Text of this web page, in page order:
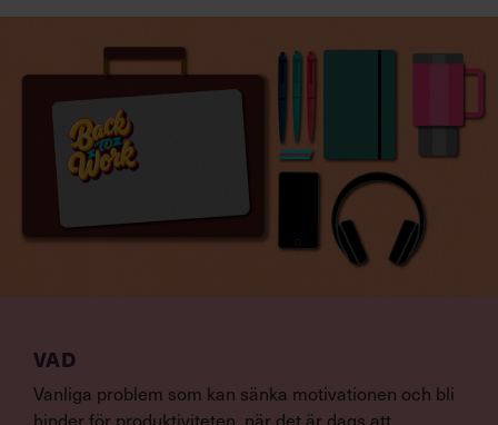
VAD
Vanliga problem som kan sänka motivationen och bli
hinder för produktiviteten, när det är dags att